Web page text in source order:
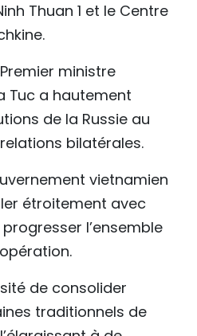
Thuan 1 et le Centre
ministre
Tuc a hautement
de la Russie au
bilatérales.
vietnamien
étroitement avec
l’ensemble
de consolider
traditionnels de